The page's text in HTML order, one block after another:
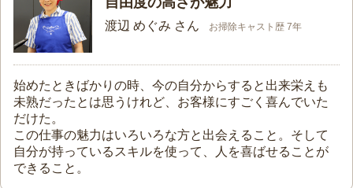
渡辺 めぐみ さん お掃除キャスト歴 7年
始めたときばかりの時、今の自分からすると出来栄えも
未熟だったとは思うけれど、お客様にすごく喜んでいた
だけた。
この仕事の魅力はいろいろな方と出会えること。そして
自分が持っているスキルを使って、人を喜ばせることが
できること。